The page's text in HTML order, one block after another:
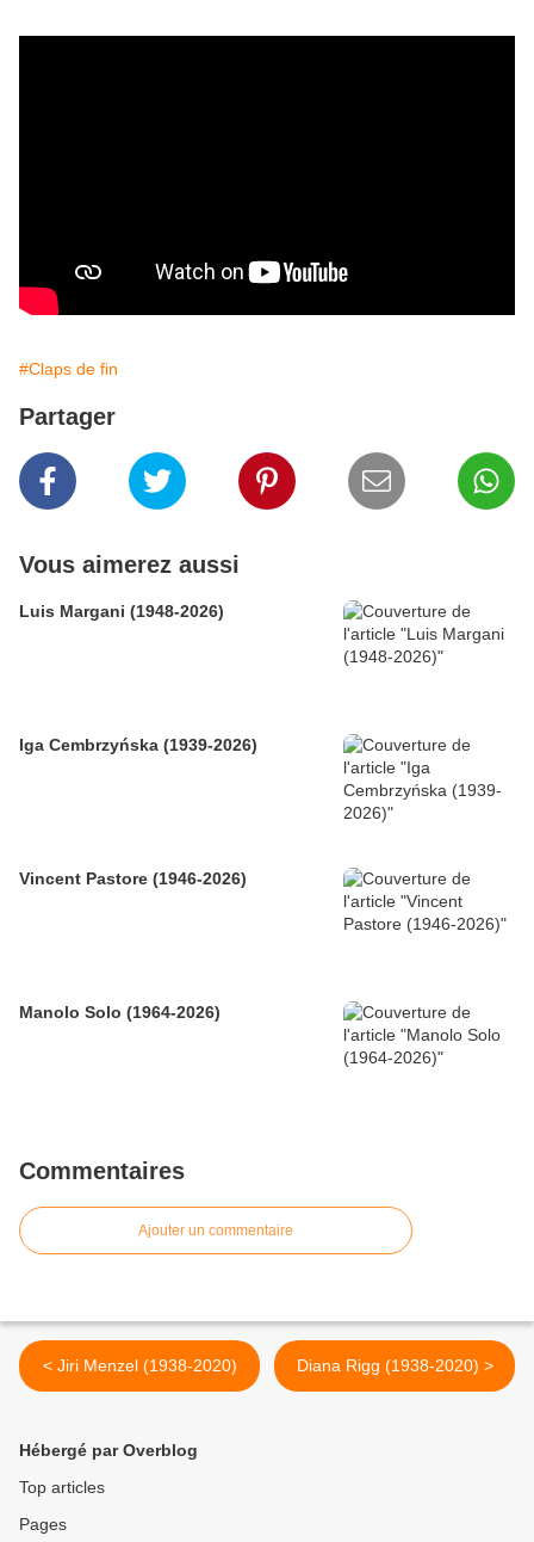
#Claps de fin
Partager
Vous aimerez aussi
Luis Margani (1948-2026)
Iga Cembrzyńska (1939-2026)
Vincent Pastore (1946-2026)
Manolo Solo (1964-2026)
Commentaires
Ajouter un commentaire
< Jiri Menzel (1938-2020) Diana Rigg (1938-2020) >
Hébergé par Overblog
Top articles
Pages